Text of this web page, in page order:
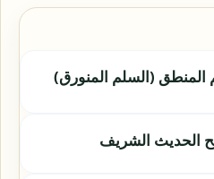
(السلم المنورق)
الحديث الشريف